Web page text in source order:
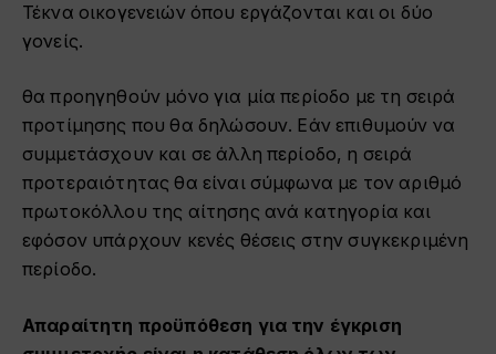
Τέκνα οικογενειών όπου εργάζονται και οι δύο
γονείς.
θα προηγηθούν μόνο για μία περίοδο με τη σειρά
προτίμησης που θα δηλώσουν. Εάν επιθυμούν να
συμμετάσχουν και σε άλλη περίοδο, η σειρά
προτεραιότητας θα είναι σύμφωνα με τον αριθμό
πρωτοκόλλου της αίτησης ανά κατηγορία και
εφόσον υπάρχουν κενές θέσεις στην συγκεκριμένη
περίοδο.
Απαραίτητη προϋπόθεση για την έγκριση